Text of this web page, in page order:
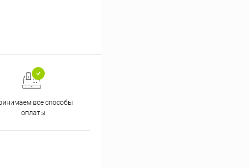
все способы
оплаты